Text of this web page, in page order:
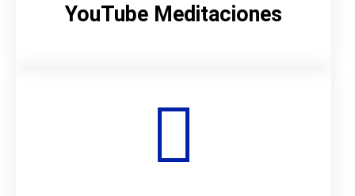
YouTube Meditaciones